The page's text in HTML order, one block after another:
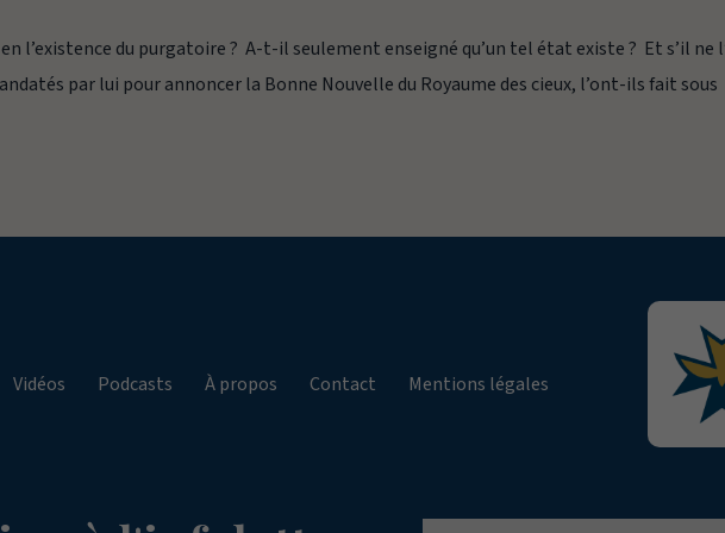
l’existence du purgatoire ? A-t-il seulement enseigné qu’un tel état existe ? Et s’il ne
par lui pour annoncer la Bonne Nouvelle du Royaume des cieux, l’ont-ils fait sous
Vidéos Podcasts À propos Contact Mentions légales